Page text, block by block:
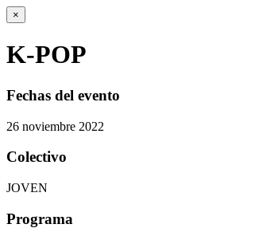
×
K-POP
Fechas del evento
26 noviembre 2022
Colectivo
JOVEN
Programa